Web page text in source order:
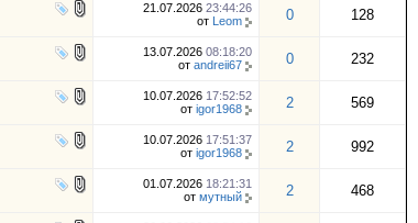
21.07.2026 23:44:26
от Leom 0 128
13.07.2026 08:18:20
от andreii67 0 232
10.07.2026 17:52:52
от igor1968 2 569
10.07.2026 17:51:37
от igor1968 2 992
01.07.2026 18:21:31
от мутный 2 468